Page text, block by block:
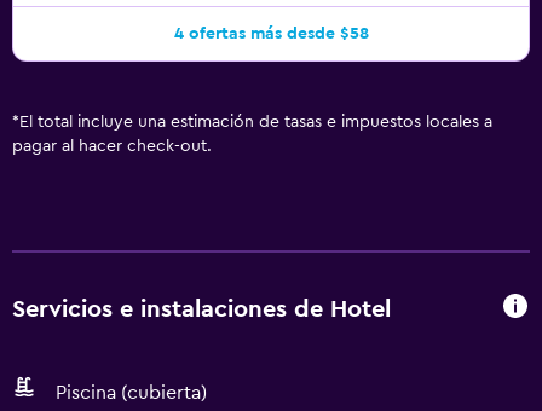
4 ofertas más desde $58
* El total incluye una estimación de tasas e impuestos locales a
pagar al hacer check-out.
Servicios e instalaciones de Hotel
Piscina (cubierta)